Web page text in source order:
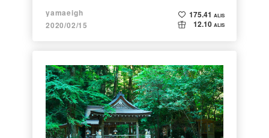
yamaeigh
2020/02/15
175.41 ALIS
12.10 ALIS